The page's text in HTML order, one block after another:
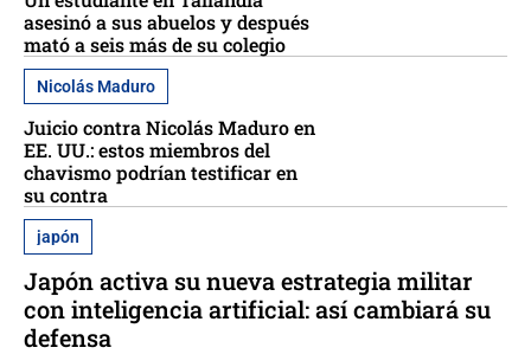
asesinó a sus abuelos y después
mató a seis más de su colegio
Nicolás Maduro
Juicio contra Nicolás Maduro en
EE. UU.: estos miembros del
chavismo podrían testificar en
su contra
japón
Japón activa su nueva estrategia militar
con inteligencia artificial: así cambiará su
defensa